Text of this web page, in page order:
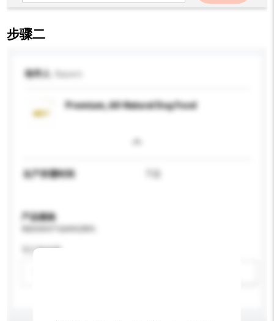
步骤二
收件人
Premium, All-Natural Dog Food
生产所需时间
产品规格
可订造包装